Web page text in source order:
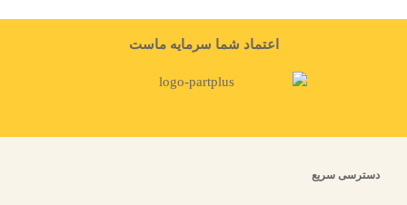
اعتماد شما سرمایه ماست
دسترسی سریع